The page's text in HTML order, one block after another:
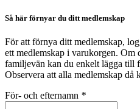
Så här förnyar du ditt medlemskap
För att förnya ditt medlemskap,
ett medlemskap i varukorgen.
familjevän kan du enkelt lägga till
Observera att alla medlemskap
För- och efternamn *